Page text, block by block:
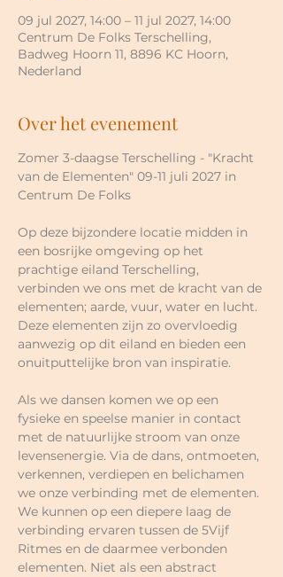
09 jul 2027, 14:00 – 11 jul 2027, 14:00
Centrum De Folks Terschelling,
Badweg Hoorn 11, 8896 KC Hoorn,
Nederland
Over het evenement
Zomer 3-daagse Terschelling - "Kracht
van de Elementen" 09-11 juli 2027 in
Centrum De Folks
Op deze bijzondere locatie midden in
een bosrijke omgeving op het
prachtige eiland Terschelling,
verbinden we ons met de kracht van de
elementen; aarde, vuur, water en lucht.
Deze elementen zijn zo overvloedig
aanwezig op dit eiland en bieden een
onuitputtelijke bron van inspiratie.
Als we dansen komen we op een
fysieke en speelse manier in contact
met de natuurlijke stroom van onze
levensenergie. Via de dans, ontmoeten,
verkennen, verdiepen en belichamen
we onze verbinding met de elementen.
We kunnen op een diepere laag de
verbinding ervaren tussen de 5Vijf
Ritmes en de daarmee verbonden
elementen. Niet als een abstract